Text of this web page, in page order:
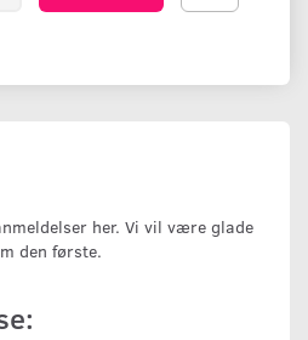
her. Vi vil være glade
den første.